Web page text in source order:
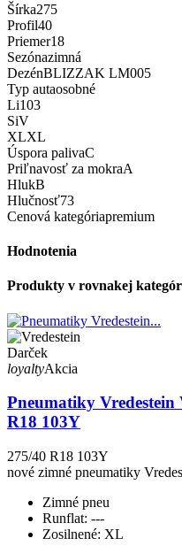
Šírka275
Profil40
Priemer18
Sezónazimná
DezénBLIZZAK LM005
Typ autaosobné
Li103
SiV
XLXL
Úspora palivaC
Priľnavosť za mokraA
HlukB
Hlučnosť73
Cenová kategóriapremium
Hodnotenia
Produkty v rovnakej
Darček
loyaltyAkcia
Pneumatiky
R18 103Y
275/40 R18 103Y
nové zimné pneumatiky
Zimné pneu
Runflat: ---
Zosilnené: XL